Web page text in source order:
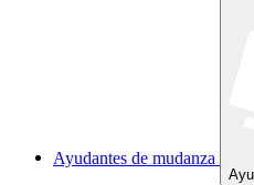
Ayudantes de mudanza